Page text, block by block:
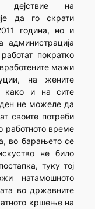
дејствие на
да го скрати
година, но и
администрација
пократко
мажи
на жените
како и на сите
не можеле да
своите потреби
работното време
во барањето се
не било
туку тој
натамошното
во државните
кршење на